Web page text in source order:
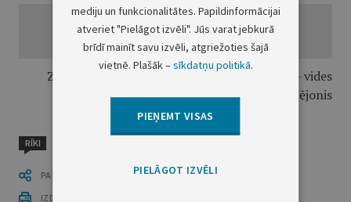
Zemkopības ministra pienākumu izpildītājs – vides
ministrs R.Vējonis
RĪKI
PASTĀSTI CITIEM
IZDRUKĀT PUBLIKĀCIJU
mediju un funkcionalitātes. Papildinformācijai
atveriet "Pielāgot izvēli". Jūs varat jebkurā
brīdī mainīt savu izvēli, atgriežoties šajā
vietnē. Plašāk –sīkdatņu politikā.
PIEŅEMT VISAS
PIELĀGOT IZVĒLI